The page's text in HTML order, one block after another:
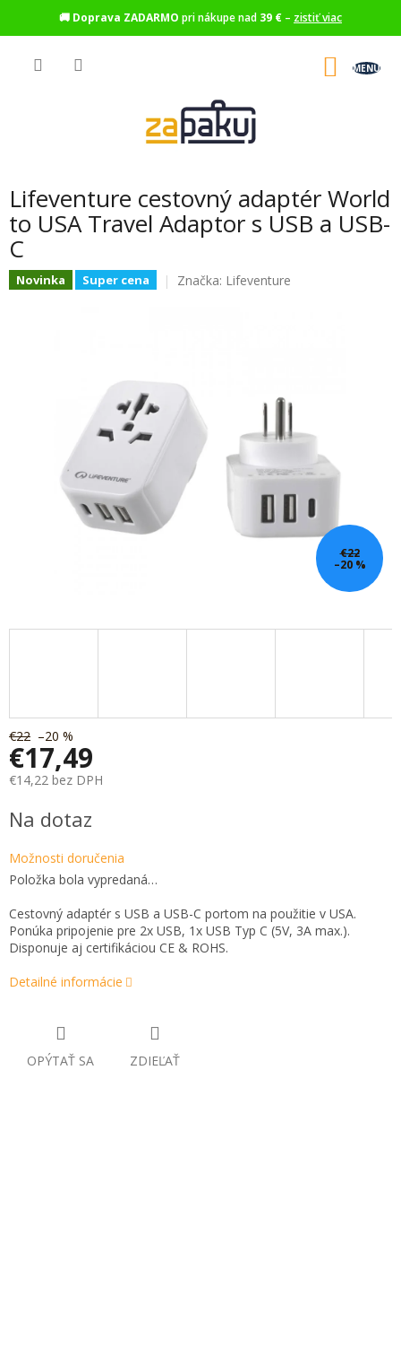
🚚 Doprava ZADARMO pri nákupe nad 39 € – zistiť viac
Lifeventure cestovný adaptér World
to USA Travel Adaptor s USB a USB-
C
Novinka Super cena Značka: Lifeventure
€22
–20 %
€22 –20 %
€17,49
€14,22 bez DPH
cena:
Na dotaz
Možnosti doručenia
Položka bola vypredaná…
Cestovný adaptér s USB a USB-C portom na použitie v USA.
Ponúka pripojenie pre 2x USB, 1x USB Typ C (5V, 3A max.).
Disponuje aj certifikáciou CE & ROHS.
Detailné informácie
OPÝTAŤ SA ZDIEĽAŤ